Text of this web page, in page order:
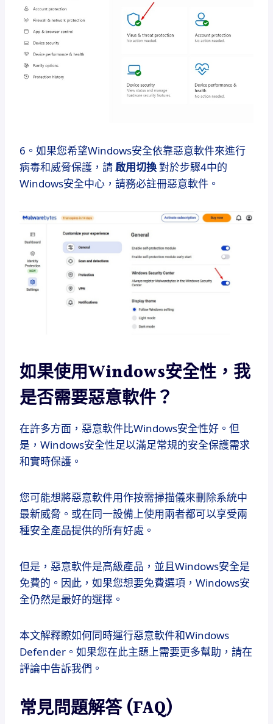
6。如果您希望Windows安全依靠惡意軟件來進行
病毒和威脅保護，請啟用切換對於步驟4中的
Windows安全中心，請務必註冊惡意軟件。
如果使用Windows安全性，我
是否需要惡意軟件？
在許多方面，惡意軟件比Windows安全性好。但
是，Windows安全性足以滿足常規的安全保護需求
和實時保護。
您可能想將惡意軟件用作按需掃描儀來刪除系統中
最新威脅。或在同一設備上使用兩者都可以享受兩
種安全產品提供的所有好處。
但是，惡意軟件是高級產品，並且Windows安全是
免費的。因此，如果您想要免費選項，Windows安
全仍然是最好的選擇。
本文解釋瞭如何同時運行惡意軟件和Windows
Defender。如果您在此主題上需要更多幫助，請在
評論中告訴我們。
常見問題解答 (FAQ)